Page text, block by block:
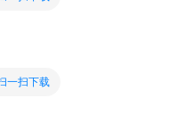
一扫下载